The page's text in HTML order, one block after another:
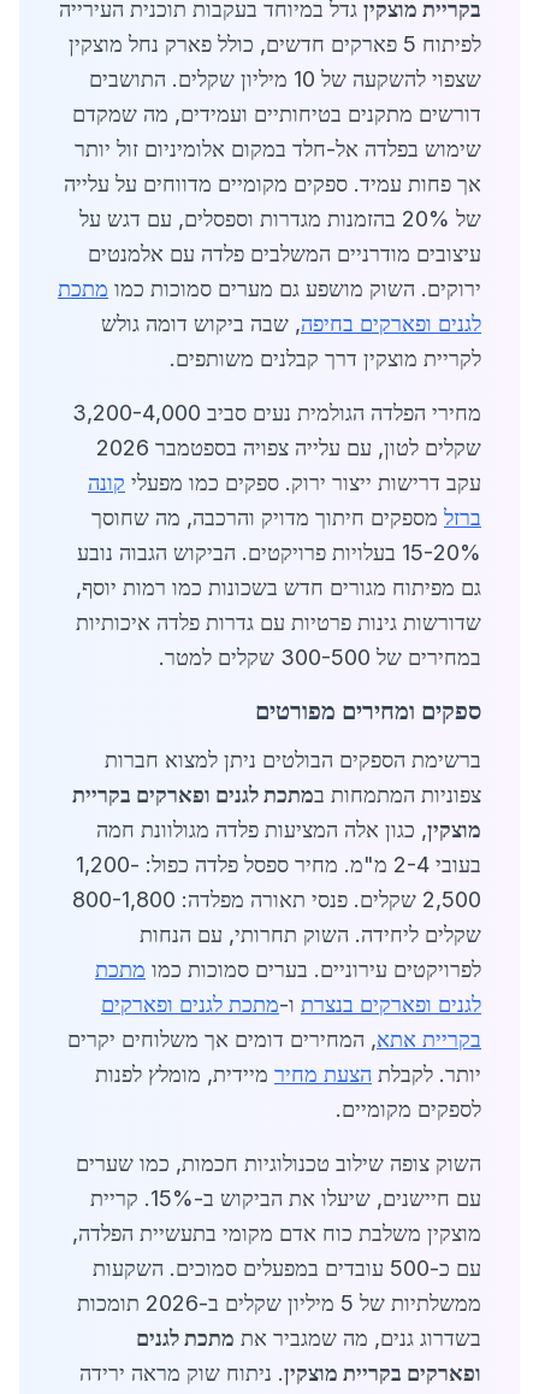
בקריית מוצקין גדל במיוחד בעקבות תוכנית העירייה
לפיתוח 5 פארקים חדשים, כולל פארק נחל מוצקין
שצפוי להשקעה של 10 מיליון שקלים. התושבים
דורשים מתקנים בטיחותיים ועמידים, מה שמקדם
שימוש בפלדה אל-חלד במקום אלומיניום זול יותר
אך פחות עמיד. ספקים מקומיים מדווחים על עלייה
של 20% בהזמנות מגדרות וספסלים, עם דגש על
עיצובים מודרניים המשלבים פלדה עם אלמנטים
ירוקים. השוק מושפע גם מערים סמוכות כמו מתכת
לגנים ופארקים בחיפה, שבה ביקוש דומה גולש
לקריית מוצקין דרך קבלנים משותפים.
מחירי הפלדה הגולמית נעים סביב 3,200-4,000
שקלים לטון, עם עלייה צפויה בספטמבר 2026
עקב דרישות ייצור ירוק. ספקים כמו מפעלי קונה
ברזל מספקים חיתוך מדויק והרכבה, מה שחוסך
15-20% בעלויות פרויקטים. הביקוש הגבוה נובע
גם מפיתוח מגורים חדש בשכונות כמו רמות יוסף,
שדורשות גינות פרטיות עם גדרות פלדה איכותיות
במחירים של 300-500 שקלים למטר.
ספקים ומחירים מפורטים
ברשימת הספקים הבולטים ניתן למצוא חברות
צפוניות המתמחות במתכת לגנים ופארקים בקריית
מוצקין, כגון אלה המציעות פלדה מגולוונת חמה
בעובי 2-4 מ"מ. מחיר ספסל פלדה כפול: 1,200-
2,500 שקלים. פנסי תאורה מפלדה: 800-1,800
שקלים ליחידה. השוק תחרותי, עם הנחות
לפרויקטים עירוניים. בערים סמוכות כמו מתכת
לגנים ופארקים בנצרת ו-מתכת לגנים ופארקים
בקריית אתא, המחירים דומים אך משלוחים יקרים
יותר. לקבלת הצעת מחיר מיידית, מומלץ לפנות
לספקים מקומיים.
השוק צופה שילוב טכנולוגיות חכמות, כמו שערים
עם חיישנים, שיעלו את הביקוש ב-15%. קריית
מוצקין משלבת כוח אדם מקומי בתעשיית הפלדה,
עם כ-500 עובדים במפעלים סמוכים. השקעות
ממשלתיות של 5 מיליון שקלים ב-2026 תומכות
בשדרוג גנים, מה שמגביר את מתכת לגנים
ופארקים בקריית מוצקין. ניתוח שוק מראה ירידה